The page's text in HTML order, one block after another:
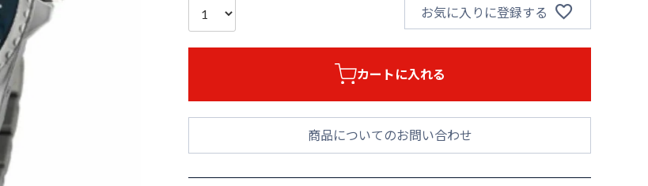
お気に入りに登録する
カートに入れる
商品についてのお問い合わせ